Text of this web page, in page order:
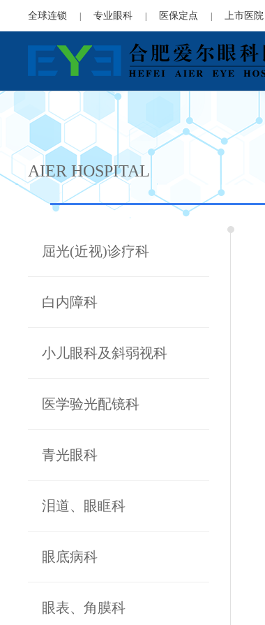
全球连锁 | 专业眼科 | 医保定点 | 上市医院
AIER HOSPITAL
屈光(近视)诊疗科
白内障科
小儿眼科及斜弱视科
医学验光配镜科
青光眼科
泪道、眼眶科
眼底病科
眼表、角膜科